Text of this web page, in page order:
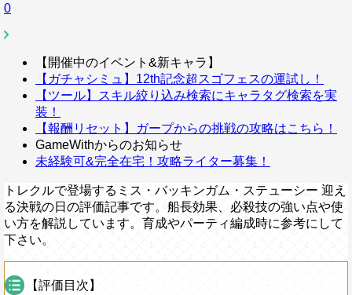
0
【開催中のイベント&新キャラ】
【ガチャシミュ】12th記念超スゴフェスの運試し！
【ツール】スキル絞り込み検索にキャラタグ検索を実
装！
【報酬リセット】ガープからの挑戦の攻略はこちら！
GameWithからのお知らせ
未経験可&完全在宅！攻略ライター募集！
トレクルで登場するミス・バッキンガム・ステューシー 迎え
る決戦の日の評価記事です。船長効果、必殺技の強い点や使
い方を解説しています。育成やパーティ編成時に参考にして
下さい。
【評価目次】